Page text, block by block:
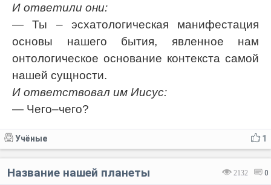
И ответили они:
— Ты – эсхатологическая манифестация
основы нашего бытия, явленное нам
онтологическое основание контекста самой
нашей сущности.
И ответствовал им Иисус:
— Чего–чего?
1
Учёные
2132 0
Название нашей планеты